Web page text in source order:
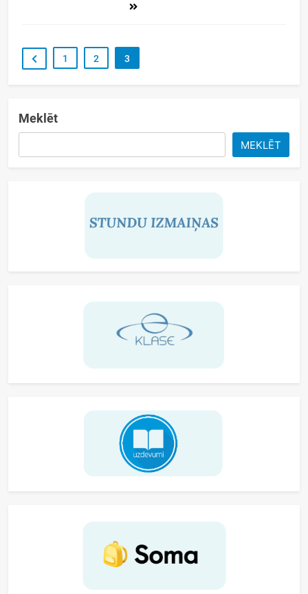
1 2 3
Meklēt
MEKLĒT